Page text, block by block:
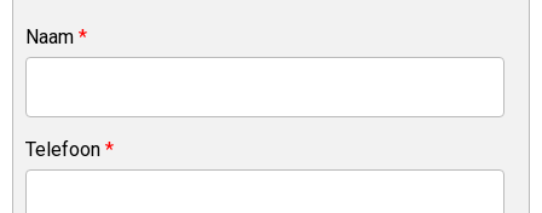
Naam *
Telefoon *